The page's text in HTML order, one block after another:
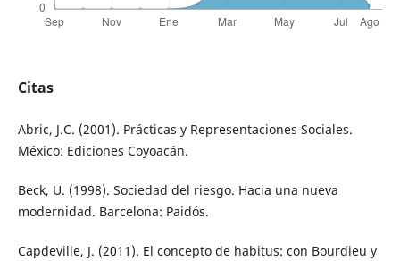
Citas
Abric, J.C. (2001). Prácticas y Representaciones Sociales.
México: Ediciones Coyoacán.
Beck, U. (1998). Sociedad del riesgo. Hacia una nueva
modernidad. Barcelona: Paidós.
Capdeville, J. (2011). El concepto de habitus: con Bourdieu y